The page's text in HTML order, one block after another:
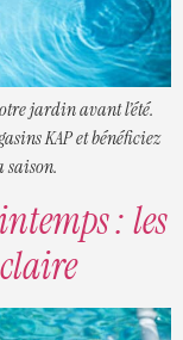
jardin avant l’été.
KAP et bénéficiez
saison.
: les